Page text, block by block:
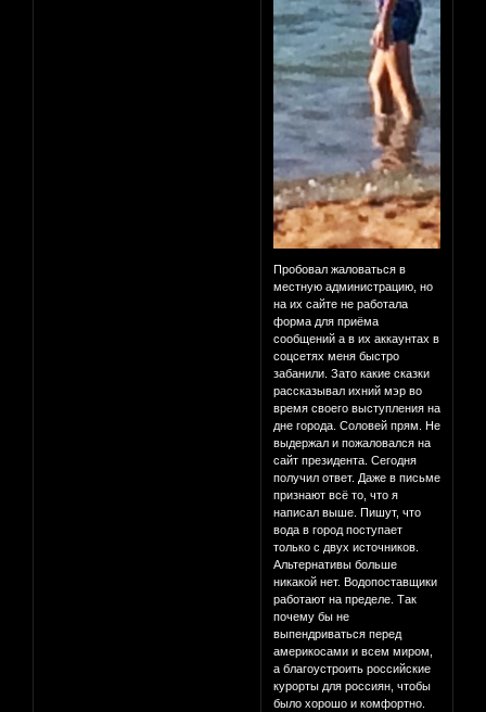
Пробовал жаловаться в
местную администрацию, но
на их сайте не работала
форма для приёма
сообщений а в их аккаунтах в
соцсетях меня быстро
забанили. Зато какие сказки
рассказывал ихний мэр во
время своего выступления на
дне города. Соловей прям. Не
выдержал и пожаловался на
сайт президента. Сегодня
получил ответ. Даже в письме
признают всё то, что я
написал выше. Пишут, что
вода в город поступает
только с двух источников.
Альтернативы больше
никакой нет. Водопоставщики
работают на пределе. Так
почему бы не
выпендриваться перед
америкосами и всем миром,
а благоустроить российские
курорты для россиян, чтобы
было хорошо и комфортно.